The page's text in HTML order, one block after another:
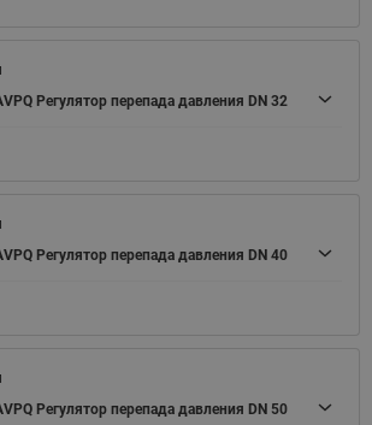
Регулятор перепада давления DN 32
Регулятор перепада давления DN 40
Регулятор перепада давления DN 50